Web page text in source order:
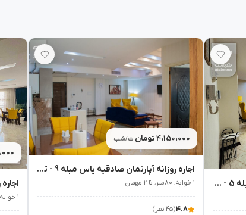
اجاره روزانه آپارتمان صادقیه یاس مبله 5 - تهران
4،150،000 تومان ت/شب
اجاره روزانه آپارتمان صادقیه یاس مبله 9 - تهران
۱ خوابه٬ ۸۰متر٬ تا ۲ مهمان
۴.۸(۴۵ نظر)
۱ خوابه٬ ۸۰متر٬ تا ۲ مهمان